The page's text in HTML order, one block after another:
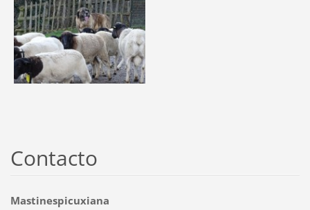
Contacto
Mastinespicuxiana